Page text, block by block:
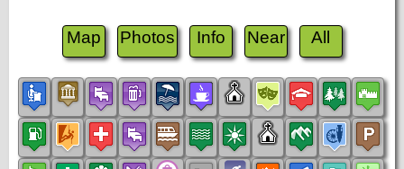
Map Photos Info Near All